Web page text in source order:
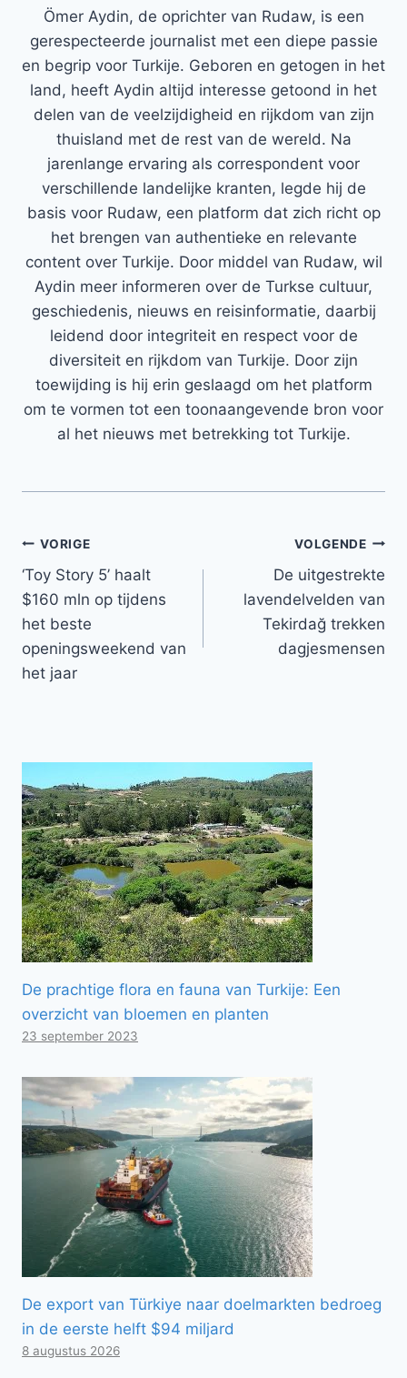
Ömer Aydin, de oprichter van Rudaw, is een
gerespecteerde journalist met een diepe passie
en begrip voor Turkije. Geboren en getogen in het
land, heeft Aydin altijd interesse getoond in het
delen van de veelzijdigheid en rijkdom van zijn
thuisland met de rest van de wereld. Na
jarenlange ervaring als correspondent voor
verschillende landelijke kranten, legde hij de
basis voor Rudaw, een platform dat zich richt op
het brengen van authentieke en relevante
content over Turkije. Door middel van Rudaw, wil
Aydin meer informeren over de Turkse cultuur,
geschiedenis, nieuws en reisinformatie, daarbij
leidend door integriteit en respect voor de
diversiteit en rijkdom van Turkije. Door zijn
toewijding is hij erin geslaagd om het platform
om te vormen tot een toonaangevende bron voor
al het nieuws met betrekking tot Turkije.
Bericht
navigatie
VORIGE
‘Toy Story 5’ haalt
$160 mln op tijdens
het beste
openingsweekend van
het jaar
VOLGENDE
De uitgestrekte
lavendelvelden van
Tekirdağ trekken
dagjesmensen
De prachtige flora en fauna van Turkije: Een
overzicht van bloemen en planten
23 september 2023
De export van Türkiye naar doelmarkten bedroeg
in de eerste helft $94 miljard
8 augustus 2026